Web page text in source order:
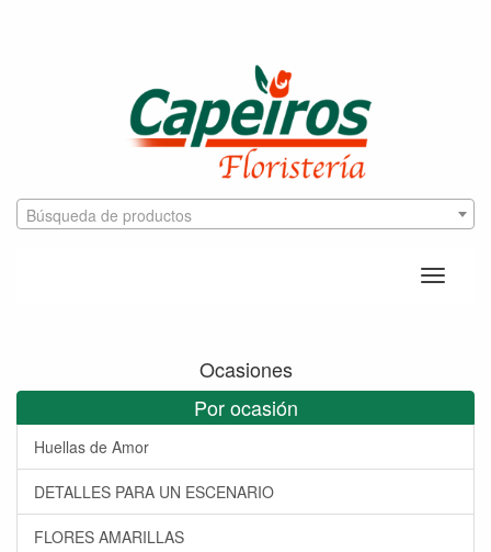
Búsqueda de productos
Toggle
Ocasiones
Por ocasión
Huellas de Amor
DETALLES PARA UN ESCENARIO
FLORES AMARILLAS